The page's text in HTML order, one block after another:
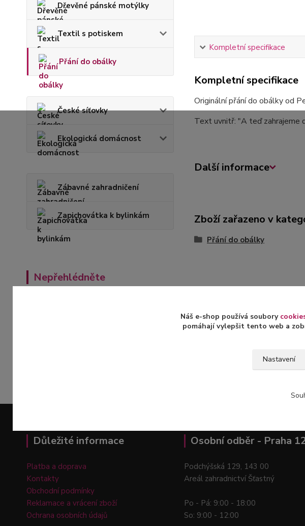
Dřevěné pánské motýlky
Textil s potiskem
Přání do obálky
České síťovky
Ekologická domácnost
Zábavné zahradničení
Zapichovátka k bylinkám
Nepřehlédněte
Kompletní specifikace
Kompletní specifikace
Originální přání do obálky od
Text uvnitř: "A teď zahrajeme
Další informace
Zboží zařazeno v
Přání do obálky
Důležité informace
Platba a doprava
Kontakty
Obchodní podmínky
Reklamace a vrácení zboží
Ochrana osobních údajů
Osobní odběr - Praha
Podchýšská 129, 143 00
Areál zahradnictví Šťastný
Po - Pá: 9:00 - 18:00
So: 9:00 - 12:00
Náš e-shop používá soubory
pomáhají vylepšit tento web a
Nastavení